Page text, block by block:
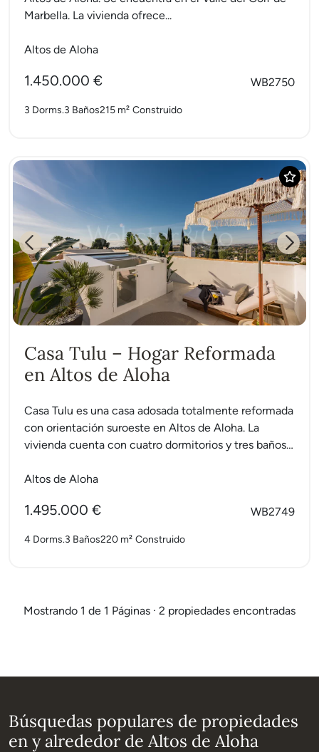
Marbella. La vivienda ofrece...
Altos de Aloha
1.450.000 € WB2750
3 Dorms.3 Baños215 m² Construido
Previous Next
Casa Tulu – Hogar Reformada
en Altos de Aloha
Casa Tulu es una casa adosada totalmente reformada
con orientación suroeste en Altos de Aloha. La
vivienda cuenta con cuatro dormitorios y tres baños
Altos de Aloha
1.495.000 € WB2749
4 Dorms.3 Baños220 m² Construido
Mostrando 1 de 1 Páginas · 2 propiedades encontradas
Búsquedas populares de propiedades
en y alrededor de Altos de Aloha